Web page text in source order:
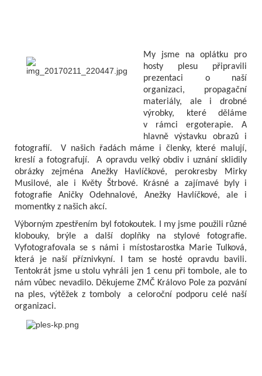
My jsme na oplátku pro
hosty plesu připravili
prezentaci o naší
organizaci, propagační
materiály, ale i drobné
výrobky, které děláme
v rámci ergoterapie. A
hlavně výstavku obrazů i
fotografií. V našich řadách máme i členky, které malují,
kreslí a fotografují. A opravdu velký obdiv i uznání sklidily
obrázky zejména Anežky Havlíčkové, perokresby Mirky
Musilové, ale i Květy Štrbové. Krásné a zajímavé byly i
fotografie Aničky Odehnalové, Anežky Havlíčkové, ale i
momentky z našich akcí.
Výborným zpestřením byl fotokoutek. I my jsme použili různé
klobouky, brýle a další doplňky na stylové fotografie.
Vyfotografovala se s námi i místostarostka Marie Tulková,
která je naší příznivkyní. I tam se hosté opravdu bavili.
Tentokrát jsme u stolu vyhráli jen 1 cenu při tombole, ale to
nám vůbec nevadilo. Děkujeme ZMČ Královo Pole za pozvání
na ples, výtěžek z tomboly a celoroční podporu celé naší
organizaci.